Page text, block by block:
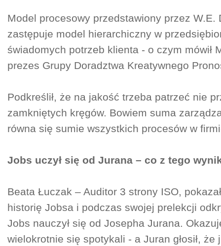
Model procesowy przedstawiony przez W.E.
zastępuje model hierarchiczny w
świadomych potrzeb klienta - o czym mówił
prezes Grupy Doradztwa Kreatywnego
Podkreślił, że na jakość trzeba patrzeć nie
zamkniętych kręgów. Bowiem suma
równa się sumie wszystkich procesów w
Jobs uczył się od Jurana – co z tego
Beata Łuczak – Auditor 3 strony ISO,
historię Jobsa i podczas swojej prelekcji
Jobs nauczył się od Josepha Jurana.
wielokrotnie się spotykali - a Juran głosił,